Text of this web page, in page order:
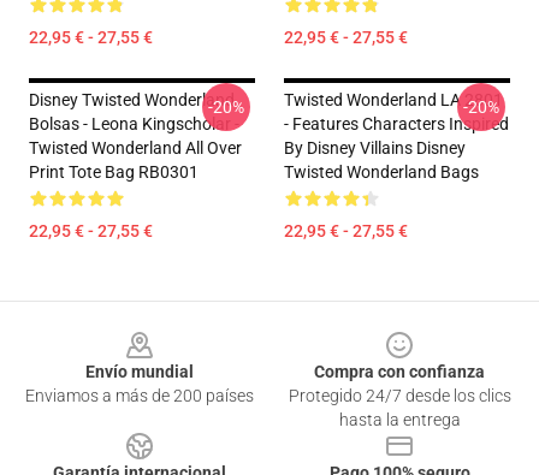
22,95 € - 27,55 € 22,95 € - 27,55 €
Disney Twisted Wonderland
Bolsas - Leona Kingscholar -
Twisted Wonderland All Over
Print Tote Bag RB0301
22,95 € - 27,55 €
-20%
Twisted Wonderland LA 2801
- Features Characters Inspired
By Disney Villains Disney
Twisted Wonderland Bags
22,95 € - 27,55 €
-20%
Envío mundial
Enviamos a más de 200 países
Compra con confianza
Protegido 24/7 desde los clics
hasta la entrega